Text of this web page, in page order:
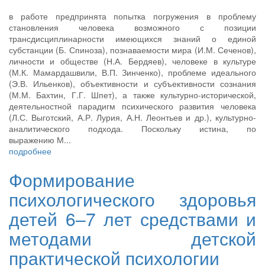
в работе предпринята попытка погружения в проблему
становления человека возможного с позиции
трансдисциплинарности имеющихся знаний о единой
субстанции (Б. Спиноза), познаваемости мира (И.М. Сеченов),
личности и обществе (Н.А. Бердяев), человеке в культуре
(М.К. Мамардашвили, В.П. Зинченко), проблеме идеального
(Э.В. Ильенков), объективности и субъективности сознания
(М.М. Бахтин, Г.Г. Шпет), а также культурно-исторической,
деятельностной парадигм психического развития человека
(Л.С. Выготский, А.Р. Лурия, А.Н. Леонтьев и др.), культурно-
аналитического подхода. Поскольку истина, по
выражению М...
подробнее
Формирование
психологического здоровья
детей 6–7 лет средствами и
методами детской
практической психологии